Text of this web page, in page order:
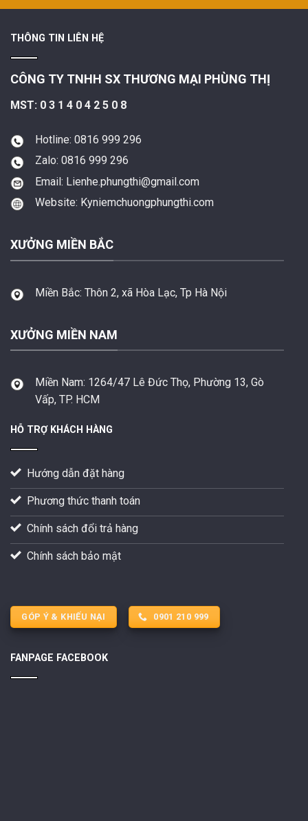
THÔNG TIN LIÊN HỆ
CÔNG TY TNHH SX THƯƠNG MẠI PHÙNG THỊ
MST: 0 3 1 4 0 4 2 5 0 8
Hotline: 0816 999 296
Zalo: 0816 999 296
Email: Lienhe.phungthi@gmail.com
Website: Kyniemchuongphungthi.com
XƯỞNG MIỀN BẮC
Miền Bắc: Thôn 2, xã Hòa Lạc, Tp Hà Nội
XƯỞNG MIỀN NAM
Miền Nam: 1264/47 Lê Đức Thọ, Phường 13, Gò
Vấp, TP. HCM
HỖ TRỢ KHÁCH HÀNG
Hướng dẫn đặt hàng
Phương thức thanh toán
Chính sách đổi trả hàng
Chính sách bảo mật
GÓP Ý & KHIẾU NẠI 0901 210 999
FANPAGE FACEBOOK